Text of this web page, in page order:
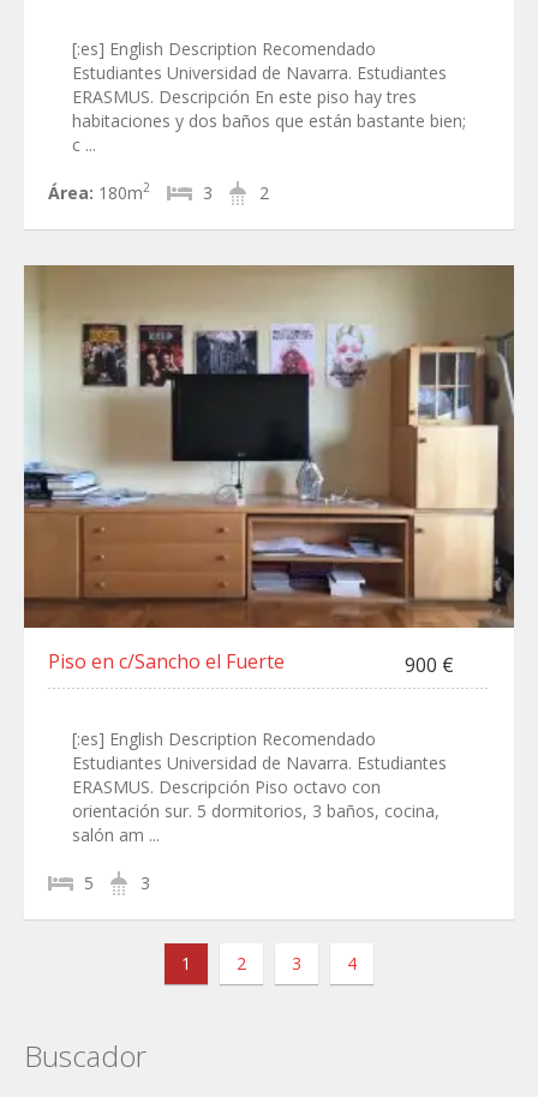
[:es] English Description Recomendado
Estudiantes Universidad de Navarra. Estudiantes
ERASMUS. Descripción En este piso hay tres
habitaciones y dos baños que están bastante bien;
c ...
Área: 180m2 3 2
Piso en c/Sancho el Fuerte 900 €
[:es] English Description Recomendado
Estudiantes Universidad de Navarra. Estudiantes
ERASMUS. Descripción Piso octavo con
orientación sur. 5 dormitorios, 3 baños, cocina,
salón am ...
5 3
1 2 3 4
Buscador